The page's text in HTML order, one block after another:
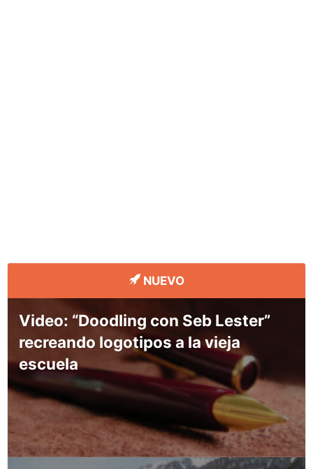
NUEVO
Video: “Doodling con Seb Lester”
recreando logotipos a la vieja
escuela